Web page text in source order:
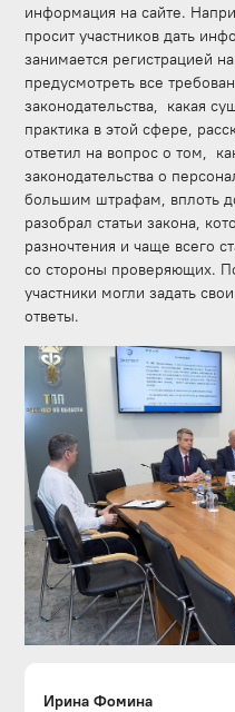
информация на сайте.
просит участников дать
занимается регистрацией
предусмотреть все
законодательства, какая
практика в этой сфере,
ответил на вопрос о том,
законодательства о
большим штрафам, вплоть
разобрал статьи закона,
разночтения и чаще всего
со стороны проверяющих.
участники могли задать
ответы.
Ирина Фомина